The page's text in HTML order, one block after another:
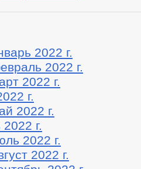
2022 г.
2022 г.
2022 г.
г.
2022 г.
г.
2022 г.
2022 г.